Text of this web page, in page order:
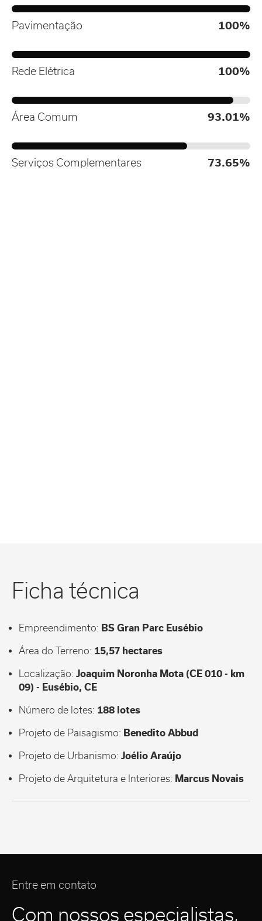
Pavimentação 100%
Rede Elétrica 100%
Área Comum 93.01%
Serviços Complementares 73.65%
Ficha técnica
Empreendimento: BS Gran Parc Eusébio
Área do Terreno: 15,57 hectares
Localização: Joaquim Noronha Mota (CE 010 - km
09) - Eusébio, CE
Número de lotes: 188 lotes
Projeto de Paisagismo: Benedito Abbud
Projeto de Urbanismo: Joélio Araújo
Projeto de Arquitetura e Interiores: Marcus Novais
Entre em contato
Com nossos especialistas,